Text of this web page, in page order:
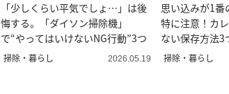
「少しくらい平気でしょ…」は後
悔する。「ダイソン掃除機」
で“やってはいけないNG行動”3つ
掃除・暮らし 2026.05.19
思い込みが1番
特に注意！カ
ない保存方法3
てた…」
掃除・暮らし